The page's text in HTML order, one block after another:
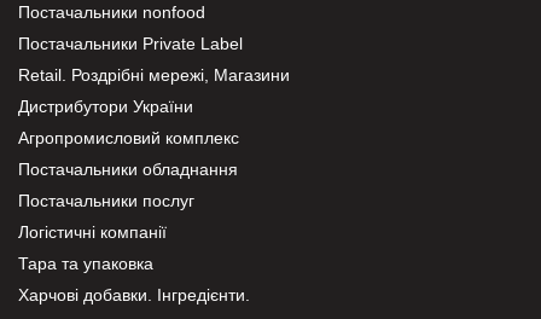
Постачальники nonfood
Постачальники Private Label
Retail. Роздрібні мережі, Магазини
Дистрибутори України
Агропромисловий комплекс
Постачальники обладнання
Постачальники послуг
Логістичні компанії
Тара та упаковка
Харчові добавки. Інгредієнти.